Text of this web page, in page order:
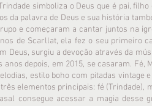
simboliza o Deus que é pai,
da palavra de Deus e sua história
e começaram a cantar juntos na
de Scarllat, ela fez o seu primeiro
Deus, surgiu a devoção através da
depois, em 2015, se casaram.
estilo boho com pitadas vintage
elementos principais: fé (Trindade),
consegue acessar a magia